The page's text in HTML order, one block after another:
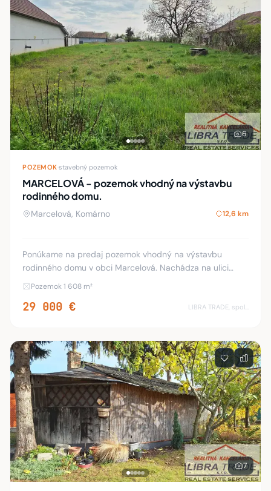
6
POZEMOK stavebný pozemok
MARCELOVÁ - pozemok vhodný na výstavbu
rodinného domu.
Marcelová, Komárno 12,6 km
Ponúkame na predaj pozemok vhodný na výstavbu
rodinného domu v obci Marcelová. Nachádza na ulici
Piesková, medzi rodinnými domami. Evidovaný je ako orná
Pozemok 1 608 m²
29 000 € LIBRA TRADE, spol.s.r.o.
7